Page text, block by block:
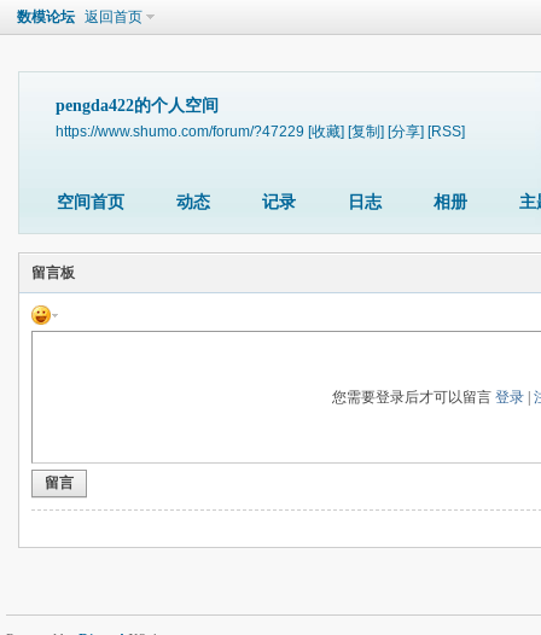
数模论坛 返回首页
pengda422的个人空间
https://www.shumo.com/forum/?47229 [收藏] [复制] [分享] [RSS]
空间首页 动态 记录 日志 相册 主
留言板
您需要登录后才可以留言登录 |
留言